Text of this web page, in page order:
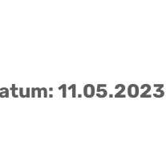
11.05.2023